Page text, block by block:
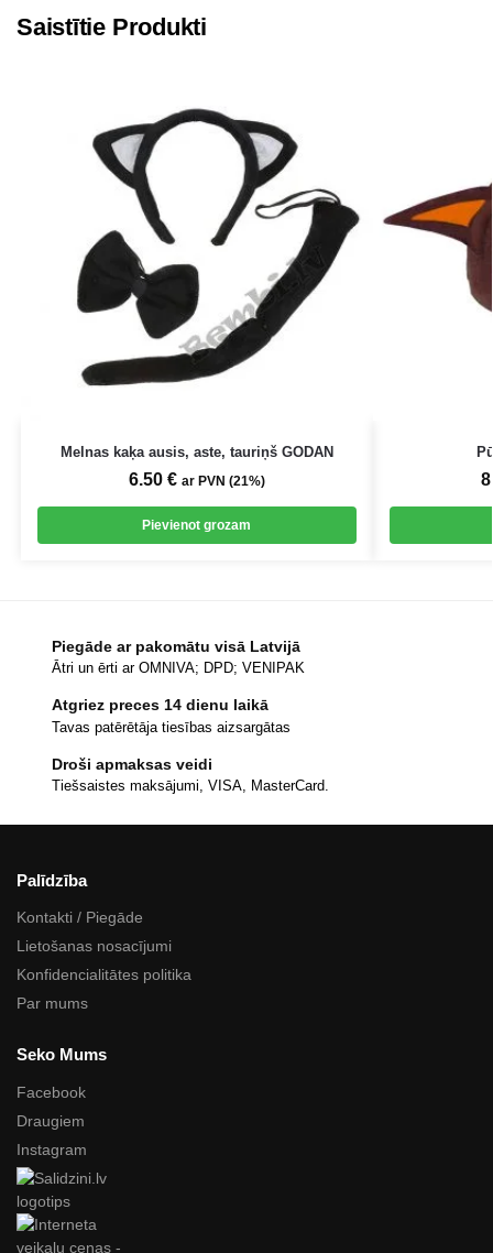
Saistītie Produkti
Melnas kaķa ausis, aste, tauriņš GODAN
6.50 € ar PVN (21%)
Pievienot grozam
Piegāde ar pakomātu visā Latvijā
Ātri un ērti ar OMNIVA; DPD; VENIPAK
Atgriez preces 14 dienu laikā
Tavas patērētāja tiesības aizsargātas
Droši apmaksas veidi
Tiešsaistes maksājumi, VISA, MasterCard.
Palīdzība
Kontakti / Piegāde
Lietošanas nosacījumi
Konfidencialitātes politika
Par mums
Seko Mums
Facebook
Draugiem
Instagram